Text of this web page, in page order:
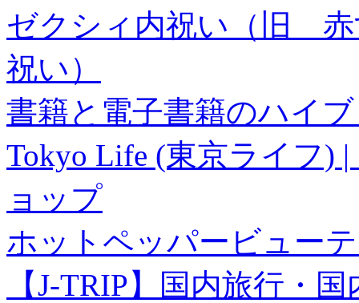
ゼクシィ内祝い（旧 赤
祝い）
書籍と電子書籍のハイ
Tokyo Life (東京ライフ)
ョップ
ホットペッパービュー
【J-TRIP】国内旅行・